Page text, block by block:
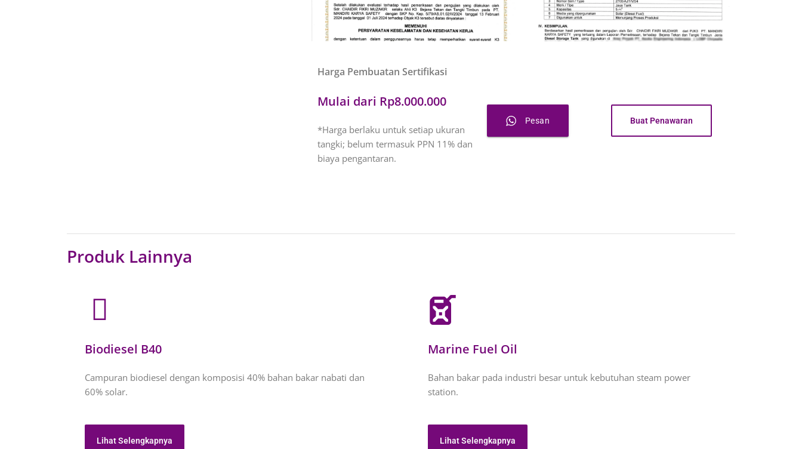
Harga Pembuatan Sertifikasi
Mulai dari Rp8.000.000
*Harga berlaku untuk setiap ukuran
tangki; belum termasuk PPN 11% dan
biaya pengantaran.
Pesan Buat Penawaran
Produk Lainnya
Biodiesel B40
Campuran biodiesel dengan komposisi 40% bahan bakar nabati dan
60% solar.
Lihat Selengkapnya
Marine Fuel Oil
Bahan bakar pada industri besar untuk kebutuhan steam power
station.
Lihat Selengkapnya